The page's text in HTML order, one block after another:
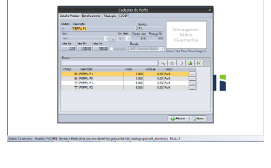
Anterior